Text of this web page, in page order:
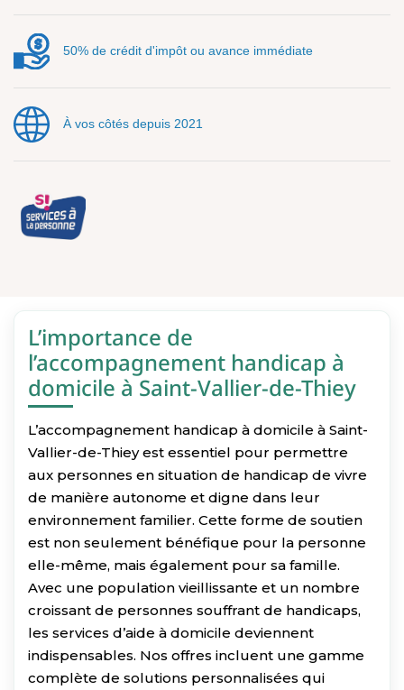
50% de crédit d'impôt ou avance immédiate
À vos côtés depuis 2021
L’importance de
l’accompagnement handicap à
domicile à Saint-Vallier-de-Thiey
L’accompagnement handicap à domicile à Saint-
Vallier-de-Thiey est essentiel pour permettre
aux personnes en situation de handicap de vivre
de manière autonome et digne dans leur
environnement familier. Cette forme de soutien
est non seulement bénéfique pour la personne
elle-même, mais également pour sa famille.
Avec une population vieillissante et un nombre
croissant de personnes souffrant de handicaps,
les services d’aide à domicile deviennent
indispensables. Nos offres incluent une gamme
complète de solutions personnalisées qui